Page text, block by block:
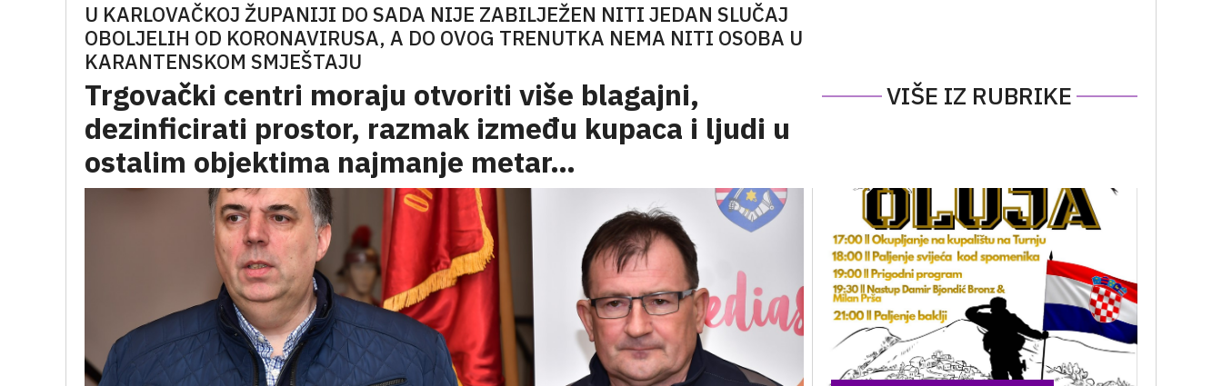
U KARLOVAČKOJ ŽUPANIJI DO SADA NIJE ZABILJEŽEN NITI JEDAN SLUČAJ
OBOLJELIH OD KORONAVIRUSA, A DO OVOG TRENUTKA NEMA NITI OSOBA U
KARANTENSKOM SMJEŠTAJU
Trgovački centri moraju otvoriti više blagajni,
dezinficirati prostor, razmak između kupaca i ljudi u
ostalim objektima najmanje metar…
VIŠE IZ RUBRIKE